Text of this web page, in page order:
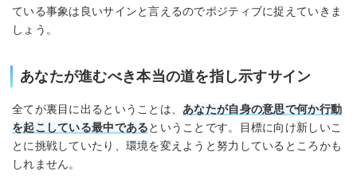
ている事象は良いサインと言えるのでポジティブに捉えていきま
しょう。
あなたが進むべき本当の道を指し示すサイン
全てが裏目に出るということは、 あなたが自身の意思で何か行動
を起こしている最中であるということです。目標に向け新しいこ
とに挑戦していたり、環境を変えようと努力しているところかも
しれません。